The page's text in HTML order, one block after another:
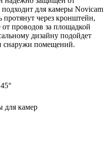
для камеры Novicam
через кронштейн,
от проводов за площадкой
дизайну подойдет
снаружи помещений.
для камер